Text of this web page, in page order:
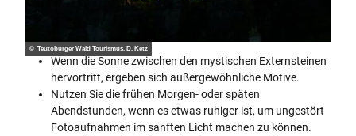
© Teutoburger Wald Tourismus, D. Ketz
Wenn die Sonne zwischen den mystischen Externsteinen
hervortritt, ergeben sich außergewöhnliche Motive.
Nutzen Sie die frühen Morgen- oder späten
Abendstunden, wenn es etwas ruhiger ist, um ungestört
Fotoaufnahmen im sanften Licht machen zu können.